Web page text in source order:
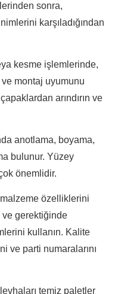
sonra,
karşıladığından
kesme işlemlerinde,
montaj uyumunu
arındırın ve
anotlama, boyama,
bulunur. Yüzey
önemlidir.
özelliklerini
ve gerektiğinde
kullanın. Kalite
ve parti numaralarını
temiz paletler